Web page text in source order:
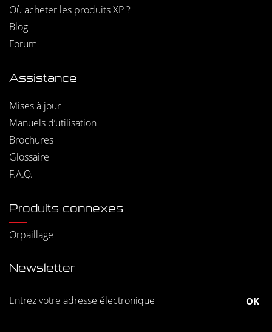
Où acheter les produits XP ?
Blog
Forum
Assistance
Mises à jour
Manuels d’utilisation
Brochures
Glossaire
F.A.Q.
Produits connexes
Orpaillage
Newsletter